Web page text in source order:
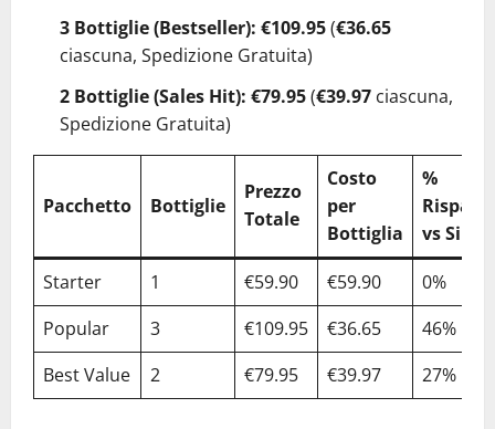
3 Bottiglie (Bestseller): €109.95(€36.65
ciascuna, Spedizione Gratuita)
2 Bottiglie (Sales Hit): €79.95(€39.97 ciascuna,
Spedizione Gratuita)
Pacchetto Bottiglie
Prezzo
Totale
Costo
per
Bottiglia
%
vs
Starter
1 €59.90 €59.90
0%
Popular
3 €109.95 €36.65
46%
Best Value
2 €79.95 €39.97 27%